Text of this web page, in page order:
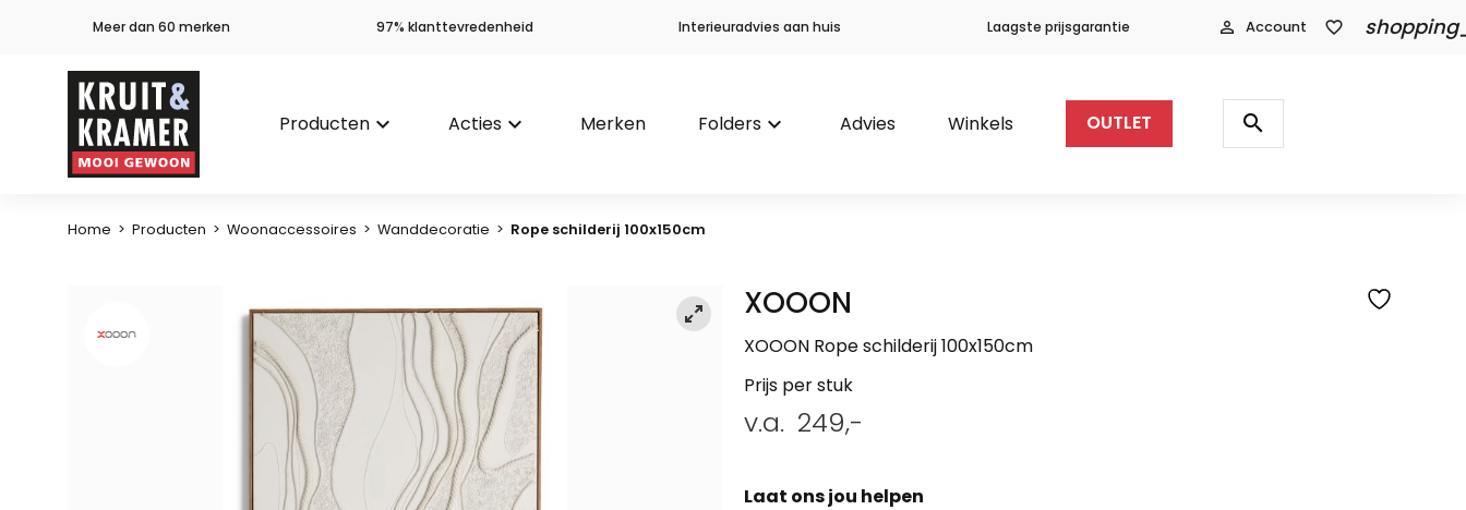
Meer dan 60 merken 97% klanttevredenheid Interieuradvies aan huis Laagste prijsgarantie person_outline Account favorite_border
Producten keyboard_arrow_down Acties keyboard_arrow_down Merken Folders keyboard_arrow_down Advies Winkels OUTLET
Producten
zoeken
search
Home > Producten > Woonaccessoires > Wanddecoratie > Rope schilderij 100x150cm
XOOON
XOOON Rope schilderij 100x150cm
Prijs per stuk
v.a. 249,-
Laat ons jou helpen